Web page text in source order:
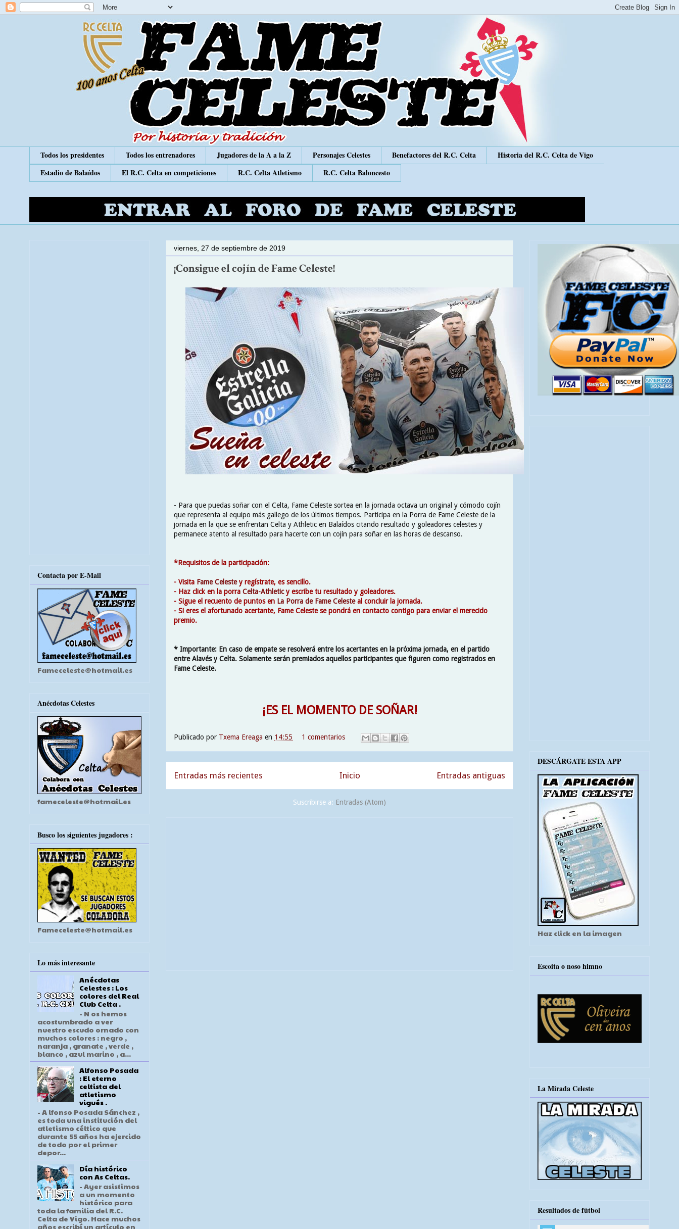
Todos los presidentes Todos los entrenadores Jugadores de la A a la Z Personajes Celestes Benefactores del R.C. Celta
Historia del R.C. Celta de Vigo
Estadio de Balaídos
El R.C. Celta en competiciones R.C. Celta Atletismo R.C. Celta Baloncesto
viernes, 27 de septiembre de 2019
¡Consigue el cojín de Fame Celeste!
- Para que puedas soñar con el Celta, Fame Celeste sortea en la jornada octava un original y cómodo cojín
que representa al equipo más gallego de los últimos tiempos. Participa en la Porra de Fame Celeste de la
jornada en la que se enfrentan Celta y Athletic en Balaídos citando resultado y goleadores celestes y
permanece atento al resultado para hacerte con un cojín para soñar en las horas de descanso.
*Requisitos de la participación:
- Visita Fame Celestey regístrate, es sencillo.
- Haz click en la porra Celta-Athleticy escribe tu resultado y goleadores.
- Sigue el recuento de puntos en La Porra de Fame Celesteal concluir la jornada.
- Si eres el afortunado acertante, Fame Celeste se pondrá en contacto contigo para enviar el merecido
premio.
* Importante: En caso de empate se resolverá entre los acertantes en la próxima jornada, en el partido
entre Alavés y Celta. Solamente serán premiados aquellos participantes que figuren como registrados en
Fame Celeste.
¡ES EL MOMENTO DE SOÑAR!
Publicado por Txema Ereaga en 14:55 1 comentarios
Entradas más recientes Entradas antiguas
Inicio
Suscribirse a: Entradas (Atom)
Contacta por E-Mail
Fameceleste@hotmail.es
Anécdotas Celestes
fameceleste@hotmail.es
Busco los siguientes jugadores :
Fameceleste@hotmail.es
Lo más interesante
Anécdotas
Celestes : Los
colores del Real
Club Celta .
- N os hemos
acostumbrado a ver
nuestro escudo ornado con
muchos colores : negro ,
naranja , granate , verde ,
blanco , azul marino , a...
Alfonso Posada
: El eterno
celtista del
atletismo
vigués .
- A lfonso Posada Sánchez ,
es toda una institución del
atletismo céltico que
durante 55 años ha ejercido
de todo por el primer
depor...
Día histórico
con As Celtas.
- Ayer asistimos
a un momento
histórico para
toda la familia del R.C.
Celta de Vigo. Hace muchos
años escribí un artículo en
DESCÁRGATE ESTA APP
Haz click en la imagen
Escoita o noso himno
La Mirada Celeste
Resultados de fútbol